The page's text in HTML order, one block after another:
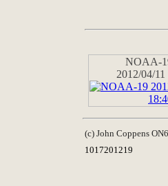
NOAA-
2012/04/
(c) John Coppens
1017201219